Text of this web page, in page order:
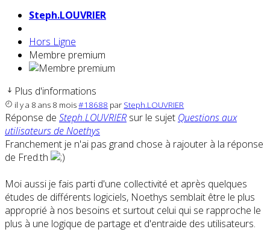
Steph.LOUVRIER
Hors Ligne
Membre premium
Plus d'informations
il y a 8 ans 8 mois#18688 par Steph.LOUVRIER
Réponse de Steph.LOUVRIER sur le sujet Questions aux
utilisateurs de Noethys
Franchement je n'ai pas grand chose à rajouter à la réponse
de Fred.th
Moi aussi je fais parti d'une collectivité et après quelques
études de différents logiciels, Noethys semblait être le plus
approprié à nos besoins et surtout celui qui se rapproche le
plus à une logique de partage et d'entraide des utilisateurs.